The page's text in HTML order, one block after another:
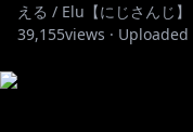
える / Elu【にじさんじ】
39,155views · Uploaded